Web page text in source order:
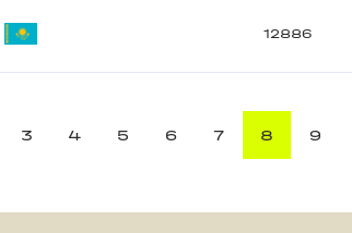
12886
3 4 5 6 7 8 9